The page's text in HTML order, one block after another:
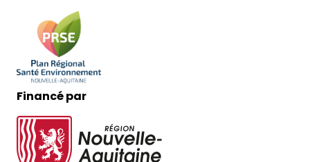
Financé par